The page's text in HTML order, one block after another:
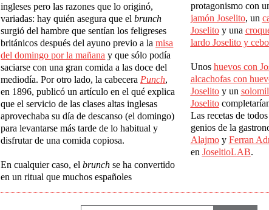
ingleses pero las razones que lo originó,
variadas: hay quién asegura que elbrunch
surgió del hambre que sentían los feligreses
británicos después del ayuno previo a lamisa
del domingo por la mañana y que sólo podía
saciarse con una gran comida a las doce del
mediodía. Por otro lado, la cabecera Punch,
en 1896, publicó un artículo en el qué explica
que el servicio de las clases altas inglesas
aprovechaba su día de descanso (el domingo)
para levantarse más tarde de lo habitual y
disfrutar de una comida copiosa.
En cualquier caso, elbrunchse ha convertido
en un ritual que muchos españoles
protagonismo con
jamón Joselito, un
Joselitoy una
lardo Joselito y
Unos huevos con
alcachofas con
Joselitoy un
Joselito
Las recetas de
genios de la
Alajmoy Ferran
en JoseltioLAB.